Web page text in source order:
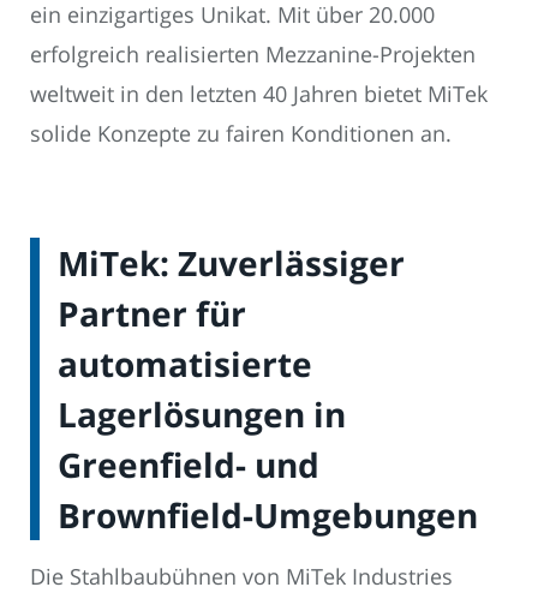
ein einzigartiges Unikat. Mit über 20.000
erfolgreich realisierten Mezzanine-Projekten
weltweit in den letzten 40 Jahren bietet MiTek
solide Konzepte zu fairen Konditionen an.
MiTek: Zuverlässiger
Partner für
automatisierte
Lagerlösungen in
Greenfield- und
Brownfield-Umgebungen
Die Stahlbaubühnen von MiTek Industries